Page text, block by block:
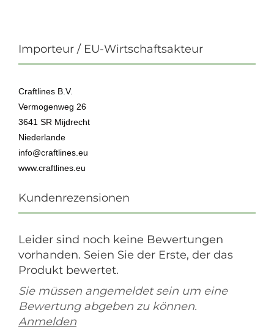
Importeur / EU-Wirtschaftsakteur
Craftlines B.V.
Vermogenweg 26
3641 SR Mijdrecht
Niederlande
info@craftlines.eu
www.craftlines.eu
Kundenrezensionen
Leider sind noch keine Bewertungen
vorhanden. Seien Sie der Erste, der das
Produkt bewertet.
Sie müssen angemeldet sein um eine
Bewertung abgeben zu können.
Anmelden